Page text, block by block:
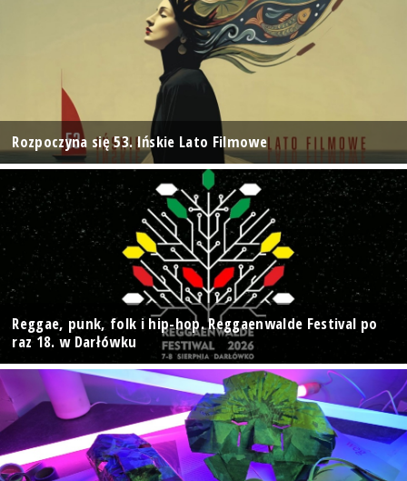
Rozpoczyna się 53. Ińskie Lato Filmowe
Reggae, punk, folk i hip-hop. Reggaenwalde Festival po
raz 18. w Darłówku